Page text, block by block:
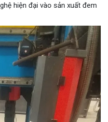
hiện đại vào sản xuất đem